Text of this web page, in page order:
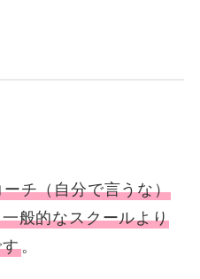
チ（自分で言うな）
般的なスクールより
。